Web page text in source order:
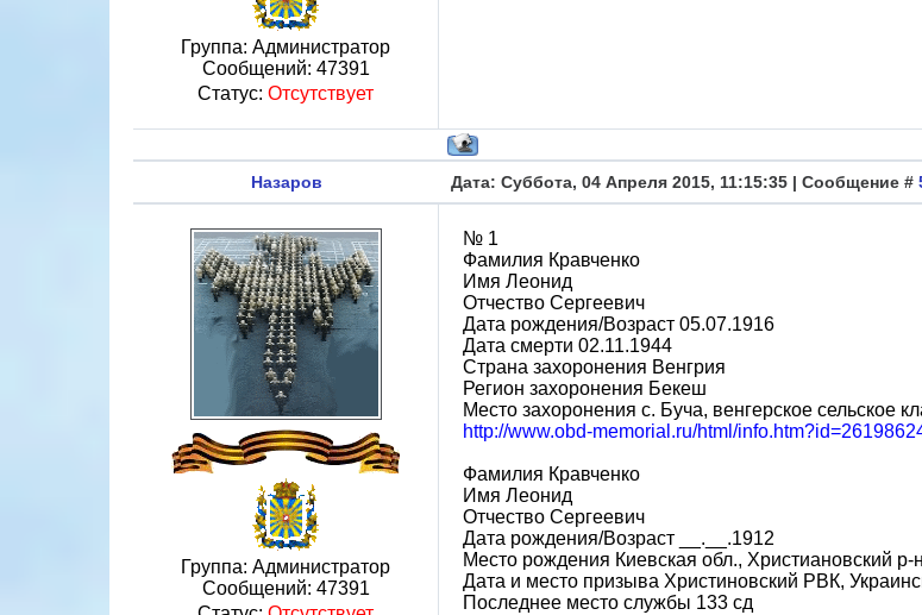
Группа: Администратор
Сообщений: 47391
Статус: Отсутствует
Назаров Дата: Суббота, 04 Апреля 2015, 11:15:35 | Сообщение #
Группа: Администратор
Сообщений: 47391
№ 1
Фамилия Кравченко
Имя Леонид
Отчество Сергеевич
Дата рождения/Возраст 05.07.1916
Дата смерти 02.11.1944
Страна захоронения Венгрия
Регион захоронения Бекеш
Место захоронения с. Буча, венгерское сельское
http://www.obd-memorial.ru/html/
Фамилия Кравченко
Имя Леонид
Отчество Сергеевич
Дата рождения/Возраст __.__.1912
Место рождения Киевская обл., Христиановский р-
Дата и место призыва Христиновский РВК,
Последнее место службы 133 сд